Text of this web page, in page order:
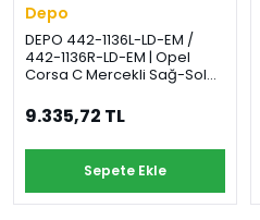
Depo
DEPO 442-1136L-LD-EM /
442-1136R-LD-EM | Opel
Corsa C Mercekli Sağ-Sol
9.335,72 TL
Sepete Ekle